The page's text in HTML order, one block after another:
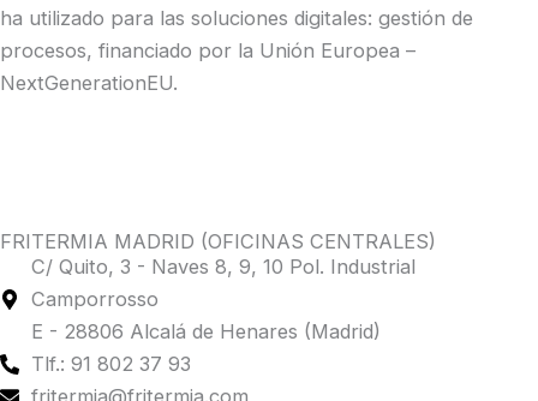
ha utilizado para las soluciones digitales: gestión de
procesos, financiado por la Unión Europea –
NextGenerationEU.
FRITERMIA MADRID (OFICINAS CENTRALES)
C/ Quito, 3 - Naves 8, 9, 10 Pol. Industrial
Camporrosso
E - 28806 Alcalá de Henares (Madrid)
Tlf.: 91 802 37 93
fritermia@fritermia.com